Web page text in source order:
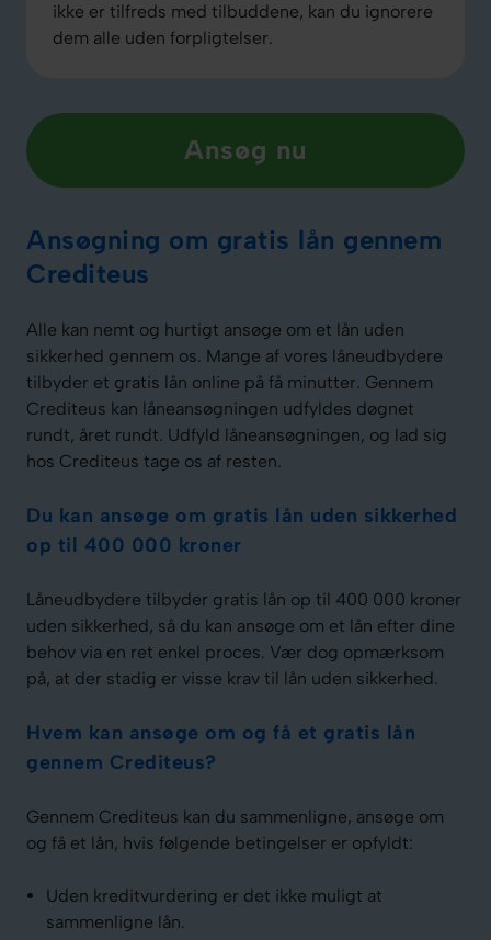
ikke er tilfreds med tilbuddene, kan du ignorere
dem alle uden forpligtelser.
Ansøg nu
Ansøgning om gratis lån gennem
Crediteus
Alle kan nemt og hurtigt ansøge om et lån uden
sikkerhed gennem os. Mange af vores låneudbydere
tilbyder et gratis lån online på få minutter. Gennem
Crediteus kan låneansøgningen udfyldes døgnet
rundt, året rundt. Udfyld låneansøgningen, og lad sig
hos Crediteus tage os af resten.
Du kan ansøge om gratis lån uden sikkerhed
op til 400 000 kroner
Låneudbydere tilbyder gratis lån op til 400 000 kroner
uden sikkerhed, så du kan ansøge om et lån efter dine
behov via en ret enkel proces. Vær dog opmærksom
på, at der stadig er visse krav til lån uden sikkerhed.
Hvem kan ansøge om og få et gratis lån
gennem Crediteus?
Gennem Crediteus kan du sammenligne, ansøge om
og få et lån, hvis følgende betingelser er opfyldt:
Uden kreditvurdering er det ikke muligt at
sammenligne lån.